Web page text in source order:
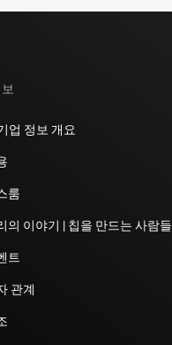
업 정보 개요
룸
의 이야기 | 칩을 만드는 사람들
트
관계